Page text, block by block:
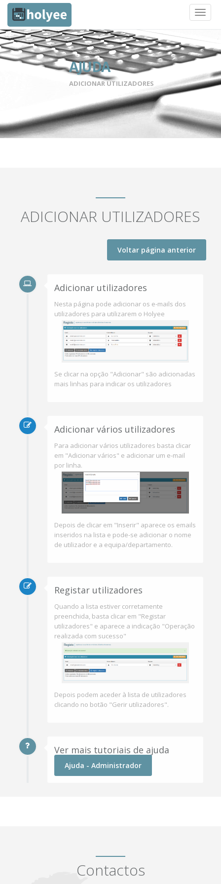
AJUDA
ADICIONAR UTILIZADORES
ADICIONAR UTILIZADORES
Voltar página anterior
Adicionar utilizadores
Nesta página pode adicionar os e-mails dos
utilizadores para utilizarem o Holyee
Se clicar na opção "Adicionar" são adicionadas
mais linhas para indicar os utilizadores
Adicionar vários utilizadores
Para adicionar vários utilizadores basta clicar
em "Adicionar vários" e adicionar um e-mail
por linha.
Depois de clicar em "Inserir" aparece os emails
inseridos na lista e pode-se adicionar o nome
de utilizador e a equipa/departamento.
Registar utilizadores
Quando a lista estiver corretamente
preenchida, basta clicar em "Registar
utilizadores" e aparece a indicação "Operação
realizada com sucesso"
Depois podem aceder à lista de utilizadores
clicando no botão "Gerir utilizadores".
Ver mais tutoriais de ajuda
Ajuda - Administrador
Contactos